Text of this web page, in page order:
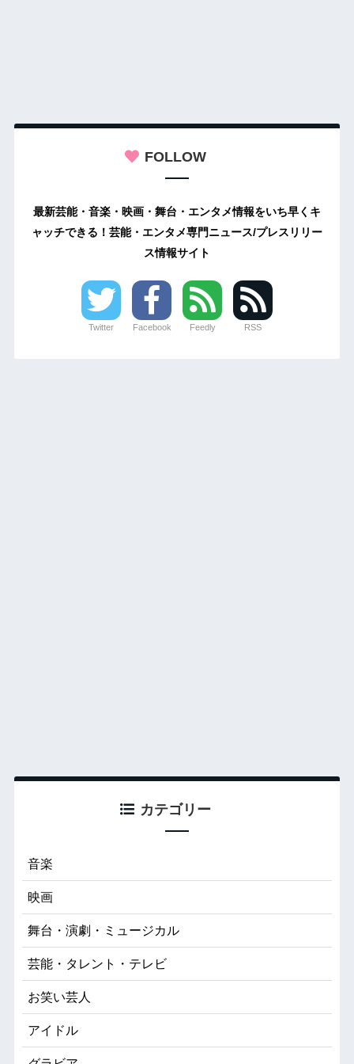
FOLLOW
最新芸能・音楽・映画・舞台・エンタメ情報をいち早くキ
ャッチできる！芸能・エンタメ専門ニュース/プレスリリー
ス情報サイト
Twitter Facebook Feedly RSS
カテゴリー
音楽
映画
舞台・演劇・ミュージカル
芸能・タレント・テレビ
お笑い芸人
アイドル